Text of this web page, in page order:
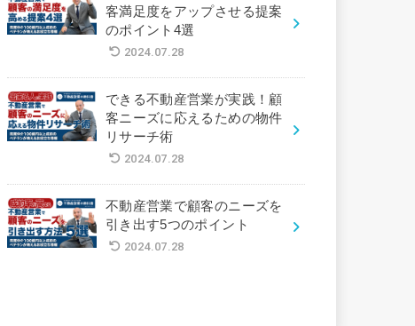
客満足度をアップさせる提案
のポイント4選
2024.07.28
できる不動産営業が実践！顧
客ニーズに応えるための物件
リサーチ術
2024.07.28
不動産営業で顧客のニーズを
引き出す5つのポイント
2024.07.28